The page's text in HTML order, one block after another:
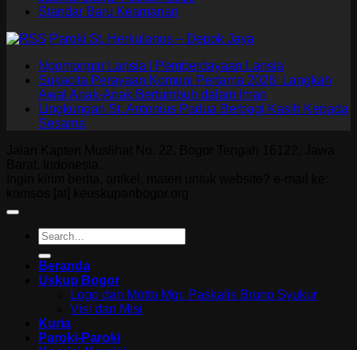
Standar Baru Keamanan
Paroki St. Herkulanus – Depok Jaya
Ngomongin Lansia | Pemberdayaan Lansia
Sukacita Perayaan Komuni Pertama 2026: Langkah
Awal Anak-Anak Bertumbuh dalam Iman
Lingkungan St. Antonius Padua Berbagi Kasih Kepada
Sesama
Beranda
Uskup Bogor
Logo dan Motto Mgr. Paskalis Bruno Syukur
Visi dan Misi
Kuria
Paroki-Paroki